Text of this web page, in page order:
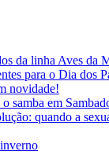
da linha Aves da
para o Dia dos
novidade!
samba em
quando a